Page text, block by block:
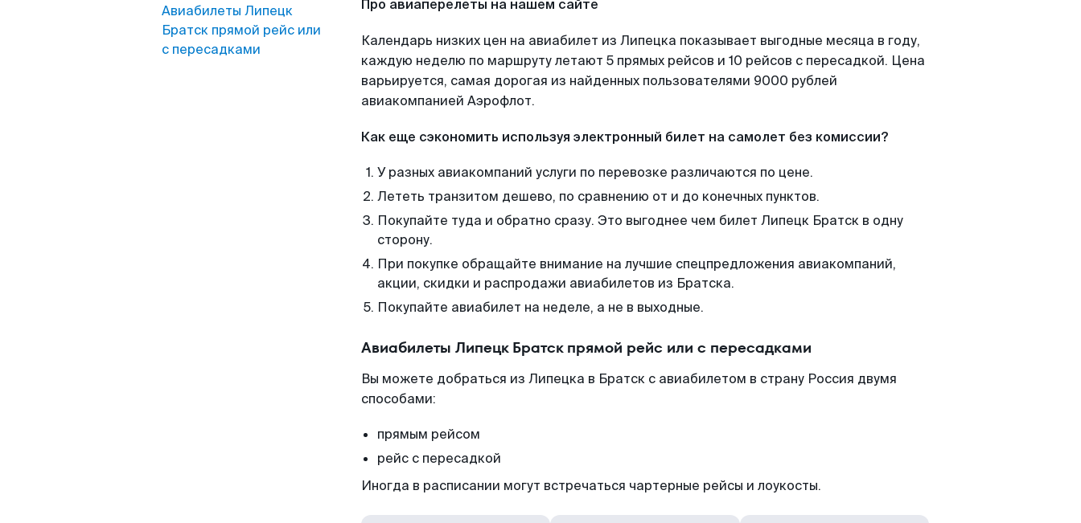
Авиабилеты Липецк
Братск прямой рейс или
с пересадками
Про авиаперелеты на нашем сайте
Календарь низких цен на авиабилет из Липецка показывает выгодные месяца в году,
каждую неделю по маршруту летают 5 прямых рейсов и 10 рейсов с пересадкой. Цена
варьируется, самая дорогая из найденных пользователями 9000 рублей
авиакомпанией Аэрофлот.
Как еще сэкономить используя электронный билет на самолет без комиссии?
У разных авиакомпаний услуги по перевозке различаются по цене.
Лететь транзитом дешево, по сравнению от и до конечных пунктов.
Покупайте туда и обратно сразу. Это выгоднее чем билет Липецк Братск в одну
сторону.
При покупке обращайте внимание на лучшие спецпредложения авиакомпаний,
акции, скидки и распродажи авиабилетов из Братска.
Покупайте авиабилет на неделе, а не в выходные.
Авиабилеты Липецк Братск прямой рейс или с пересадками
Вы можете добраться из Липецка в Братск с авиабилетом в страну Россия двумя
способами:
прямым рейсом
рейс с пересадкой
Иногда в расписании могут встречаться чартерные рейсы и лоукосты.